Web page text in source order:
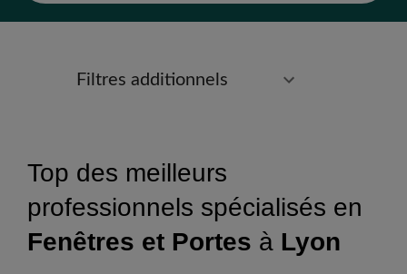
Filtres additionnels
Top des meilleurs
professionnels spécialisés en
Fenêtres et Portes à Lyon